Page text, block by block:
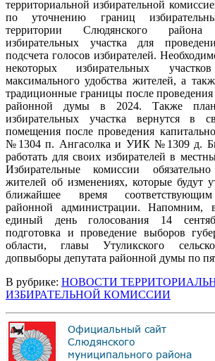
территориальной избирательной
по уточнению границ
территории Слюдянского
избирательных участка для
подсчета голосов избирателей.
некоторых избирательных
максимального удобства жителей, а
традиционные границы после
районной думы в 2024. Также
избирательных участка вернутся в
помещения после проведения
№1304 п. Ангасолка и УИК №1309 д.
работать для своих избирателей в
Избирательные комиссии
жителей об изменениях, которые будут
ближайшее время
районной администрации. Напомним,
единый день голосования 14
подготовка и проведение выборов
области, главы Утуликского
допвыборы депутата районной думы по
В рубрике: НОВОСТИ
ИЗБИРАТЕЛЬНОЙ КОМИССИИ